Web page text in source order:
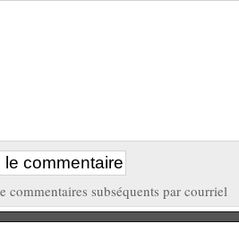
commentaires subséquents par courriel